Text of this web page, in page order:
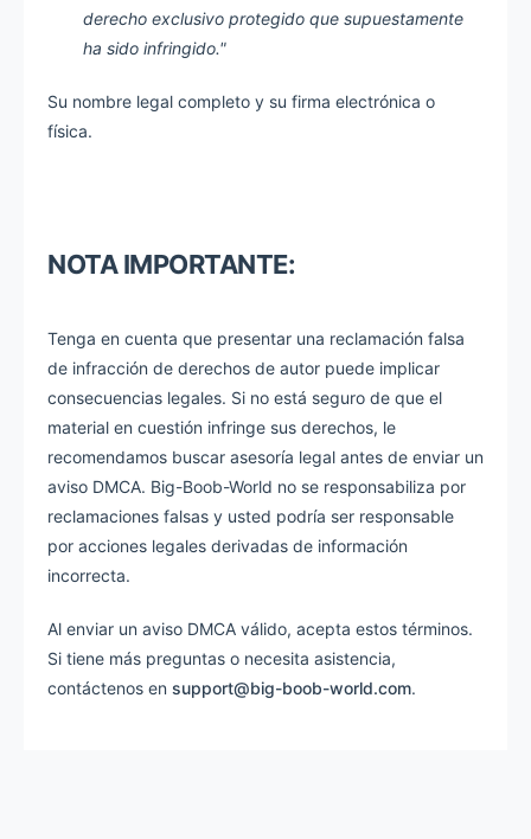
derecho exclusivo protegido que supuestamente
ha sido infringido."
Su nombre legal completo y su firma electrónica o
física.
NOTA IMPORTANTE:
Tenga en cuenta que presentar una reclamación falsa
de infracción de derechos de autor puede implicar
consecuencias legales. Si no está seguro de que el
material en cuestión infringe sus derechos, le
recomendamos buscar asesoría legal antes de enviar un
aviso DMCA. Big-Boob-World no se responsabiliza por
reclamaciones falsas y usted podría ser responsable
por acciones legales derivadas de información
incorrecta.
Al enviar un aviso DMCA válido, acepta estos términos.
Si tiene más preguntas o necesita asistencia,
contáctenos en support@big-boob-world.com.